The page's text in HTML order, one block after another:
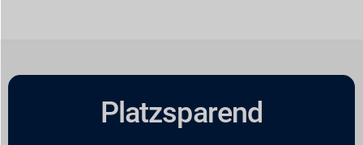
Platzsparend